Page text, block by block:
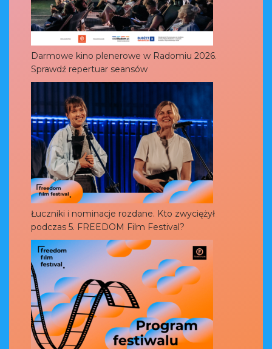
Darmowe kino plenerowe w Radomiu 2026.
Sprawdź repertuar seansów
Łuczniki i nominacje rozdane. Kto zwyciężył
podczas 5. FREEDOM Film Festival?